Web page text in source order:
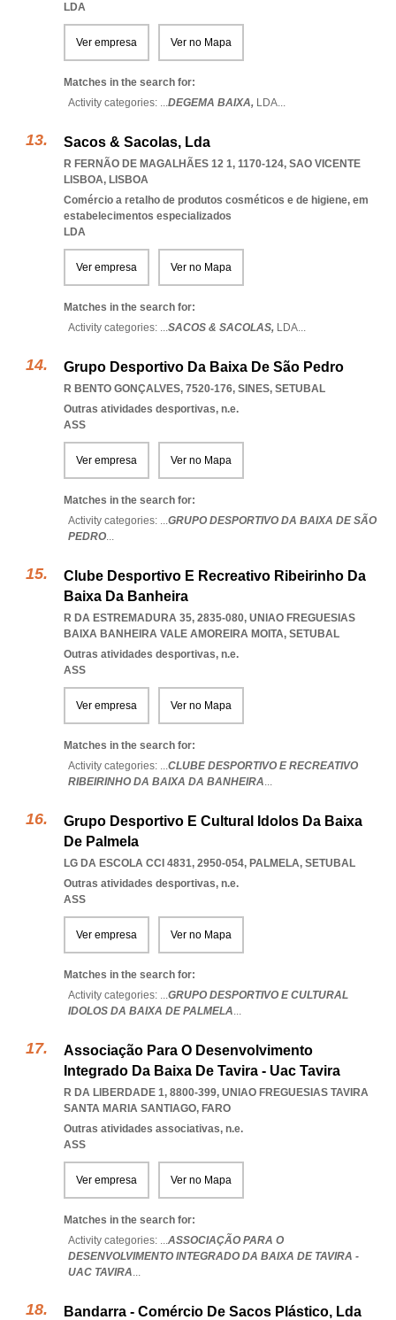
LDA
Ver empresa Ver no Mapa
Matches in the search for:
Activity categories: ...DEGEMA BAIXA, LDA...
Sacos & Sacolas, Lda
R FERNÃO DE MAGALHÃES 12 1, 1170-124, SAO VICENTE
LISBOA, LISBOA
Comércio a retalho de produtos cosméticos e de higiene, em
estabelecimentos especializados
LDA
Ver empresa Ver no Mapa
Matches in the search for:
Activity categories: ...SACOS & SACOLAS, LDA...
Grupo Desportivo Da Baixa De São Pedro
R BENTO GONÇALVES, 7520-176, SINES, SETUBAL
Outras atividades desportivas, n.e.
ASS
Ver empresa Ver no Mapa
Matches in the search for:
Activity categories: ...GRUPO DESPORTIVO DA BAIXA DE SÃO
PEDRO...
Clube Desportivo E Recreativo Ribeirinho Da
Baixa Da Banheira
R DA ESTREMADURA 35, 2835-080, UNIAO FREGUESIAS
BAIXA BANHEIRA VALE AMOREIRA MOITA, SETUBAL
Outras atividades desportivas, n.e.
ASS
Ver empresa Ver no Mapa
Matches in the search for:
Activity categories: ...CLUBE DESPORTIVO E RECREATIVO
RIBEIRINHO DA BAIXA DA BANHEIRA...
Grupo Desportivo E Cultural Idolos Da Baixa
De Palmela
LG DA ESCOLA CCI 4831, 2950-054, PALMELA, SETUBAL
Outras atividades desportivas, n.e.
ASS
Ver empresa Ver no Mapa
Matches in the search for:
Activity categories: ...GRUPO DESPORTIVO E CULTURAL
IDOLOS DA BAIXA DE PALMELA...
Associação Para O Desenvolvimento
Integrado Da Baixa De Tavira - Uac Tavira
R DA LIBERDADE 1, 8800-399, UNIAO FREGUESIAS TAVIRA
SANTA MARIA SANTIAGO, FARO
Outras atividades associativas, n.e.
ASS
Ver empresa Ver no Mapa
Matches in the search for:
Activity categories: ...ASSOCIAÇÃO PARA O
DESENVOLVIMENTO INTEGRADO DA BAIXA DE TAVIRA -
UAC TAVIRA...
Bandarra - Comércio De Sacos Plástico, Lda